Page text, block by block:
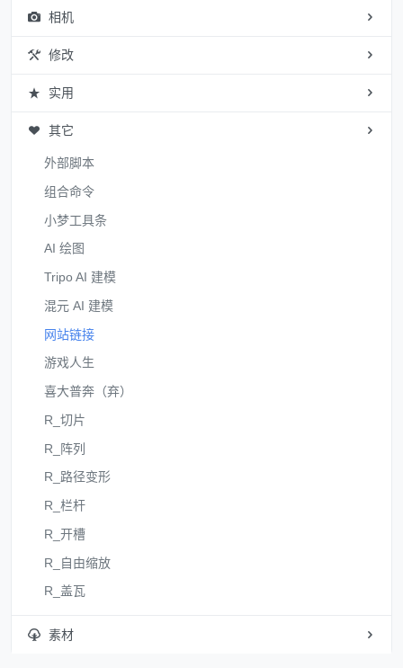
相机
修改
实用
其它
外部脚本
组合命令
小梦工具条
AI 绘图
Tripo AI 建模
混元 AI 建模
网站链接
游戏人生
喜大普奔（弃）
R_切片
R_阵列
R_路径变形
R_栏杆
R_开槽
R_自由缩放
R_盖瓦
素材